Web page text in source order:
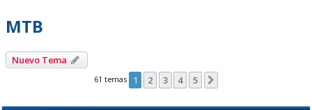
MTB
Nuevo Tema
61 temas 1 2 3 4 5